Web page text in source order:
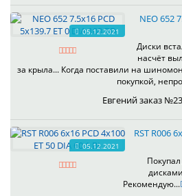
05.12.2021
NEO 652
Диски
насчёт
за крыла... Когда поставили на
покупкой,
Евгений заказ
05.12.2021
RST R006
Рекомендую...